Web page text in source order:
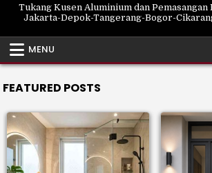
Tukang Kusen Aluminium dan Pemasangan
Jakarta-Depok-Tangerang-Bogor-
MENU
FEATURED POSTS